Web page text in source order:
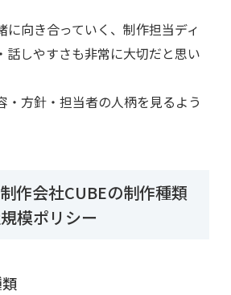
に向き合っていく、制作担当ディ
話しやすさも非常に大切だと思い
・方針・担当者の人柄を見るよう
作会社CUBEの制作種類
模ポリシー